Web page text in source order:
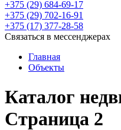
+375 (29) 684-69-17
+375 (29) 702-16-91
+375 (17) 377-28-58
Связаться в мессенджерах
Главная
Объекты
Каталог
Страница 2